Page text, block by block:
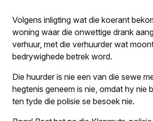
Volgens inligting wat die koerant
woning waar die onwettige drank
verhuur, met die verhuurder wat
bedrywighede betrek word.
Die huurder is nie een van die sewe
hegtenis geneem is nie, omdat hy nie
ten tyde die polisie se besoek nie.